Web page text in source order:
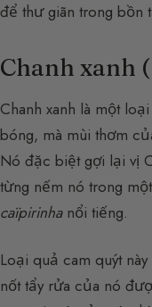
để thư giãn trong bồn
Chanh xanh
Chanh xanh là một
bóng, mà mùi thơm
Nó đặc biệt gợi lại vị
từng nếm nó trong
caïpirinhanổi tiếng.
Loại quả cam quýt
nốt tẩy rửa của nó